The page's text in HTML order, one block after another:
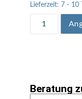
Lieferzeit: 7 - 10
Beratung